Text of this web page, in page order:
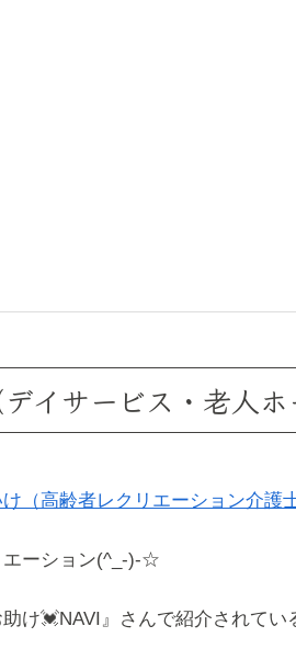
イサービス・老人
（高齢者レクリエーション介護
エーション(^_-)-☆
助け💓NAVI』さんで紹介されて